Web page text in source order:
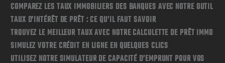
COMPAREZ LES TAUX IMMOBILIERS DES BANQUES AVEC NOTRE OUTIL
TAUX D’INTÉRÊT DE PRÊT : CE QU’IL FAUT SAVOIR
TROUVEZ LE MEILLEUR TAUX AVEC NOTRE CALCULETTE DE PRÊT IMMO
SIMULEZ VOTRE CRÉDIT EN LIGNE EN QUELQUES CLICS
UTILISEZ NOTRE SIMULATEUR DE CAPACITÉ D’EMPRUNT POUR VOS